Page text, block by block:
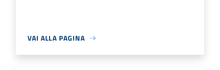
VAI ALLA PAGINA